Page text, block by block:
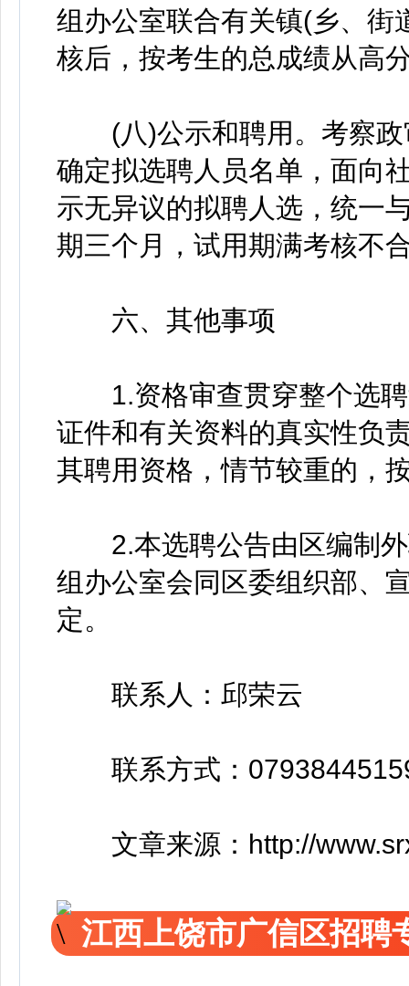
组办公室联合有关镇(乡、街
核后，按考生的总成绩从高
(八)公示和聘用。考察政
确定拟选聘人员名单，面向
示无异议的拟聘人选，统一
期三个月，试用期满考核不
六、其他事项
1.资格审查贯穿整个选聘
证件和有关资料的真实性负
其聘用资格，情节较重的，
2.本选聘公告由区编制外
组办公室会同区委组织部、
定。
联系人：邱荣云
联系方式：
文章来源：http://
江西上饶市广信区招聘